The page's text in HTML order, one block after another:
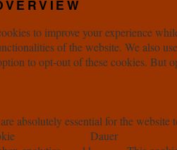
to improve your experience
of the website. We also
to opt-out of these cookies. But
absolutely essential for the
Dauer